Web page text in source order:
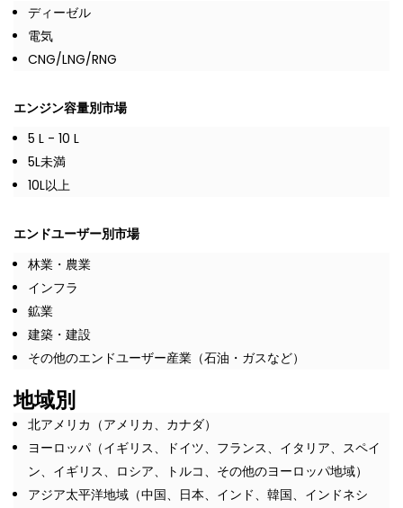
ディーゼル
電気
CNG/LNG/RNG
エンジン容量別市場
5 L - 10 L
5L未満
10L以上
エンドユーザー別市場
林業・農業
インフラ
鉱業
建築・建設
その他のエンドユーザー産業（石油・ガスなど）
地域別
北アメリカ（アメリカ、カナダ）
ヨーロッパ（イギリス、ドイツ、フランス、イタリア、スペイ
ン、イギリス、ロシア、トルコ、その他のヨーロッパ地域）
アジア太平洋地域（中国、日本、インド、韓国、インドネシ